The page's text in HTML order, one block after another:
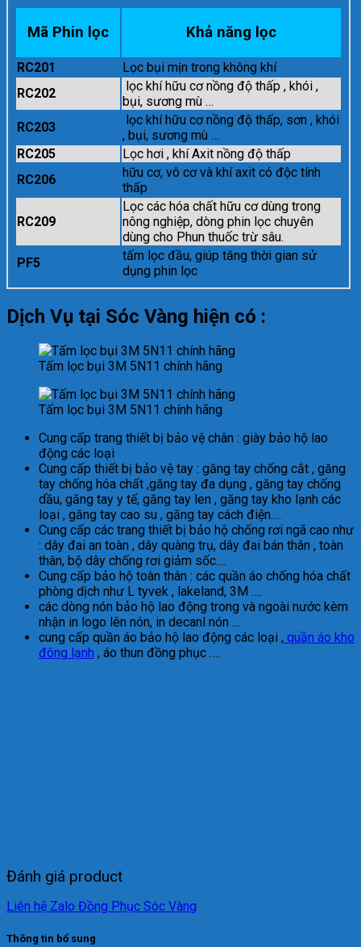
Mã Phin lọc Khả năng lọc
RC201
Lọc bụi mịn trong không khí
RC202
lọc khí hữu cơ nồng độ thấp , khói ,
bụi, sương mù …
RC203
lọc khí hữu cơ nồng độ thấp, sơn , khói
, bụi, sương mù …
RC205
Lọc hơi , khí Axit nồng độ thấp
RC206
hữu cơ, vô cơ và khí axit có độc tính
thấp
RC209
Lọc các hóa chất hữu cơ dùng trong
nông nghiệp, dòng phin lọc chuyên
dùng cho Phun thuốc trừ sâu.
PF5
tấm lọc đầu, giúp tăng thời gian sử
dụng phin lọc
Dịch Vụ tại Sóc Vàng hiện có :
Tấm lọc bụi 3M 5N11 chính hãng
Tấm lọc bụi 3M 5N11 chính hãng
Cung cấp trang thiết bị bảo vệ chân : giày bảo hộ lao
động các loại
Cung cấp thiết bị bảo vệ tay : găng tay chống cắt , găng
tay chống hóa chất ,găng tay đa dụng , găng tay chống
dầu, găng tay y tế, găng tay len , găng tay kho lạnh các
loại , găng tay cao su , găng tay cách điện….
Cung cấp các trang thiết bị bảo hộ chống rơi ngã cao như
: dây đai an toàn , dây quàng trụ, dây đai bán thân , toàn
thân, bộ dây chống rơi giảm sốc….
Cung cấp bảo hộ toàn thân : các quần áo chống hóa chất
phòng dịch như L tyvek , lakeland, 3M ….
các dòng nón bảo hộ lao động trong và ngoài nước kèm
nhận in logo lên nón, in decanl nón …
cung cấp quần áo bảo hộ lao động các loại , quần áo kho
đông lạnh , áo thun đồng phục ….
Đánh giá product
Liên hệ Zalo Đồng Phục Sóc Vàng
Thông tin bổ sung